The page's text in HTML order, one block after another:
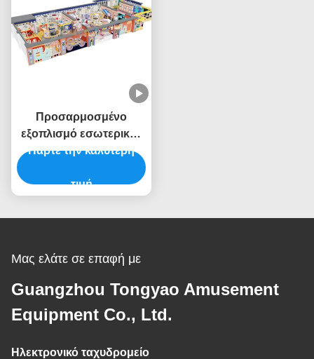
Προσαρμοσμένο
εξοπλισμό εσωτερικού
παιδικού χώρου
εσωτερικού παιδικού
Πάρτε την καλύτερη
τιμή
Μας ελάτε σε επαφή με
Guangzhou Tongyao Amusement
Equipment Co., Ltd.
Ηλεκτρονικό ταχυδρομείο